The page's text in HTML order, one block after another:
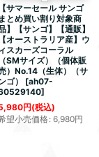
【サマーセール サンゴ
まとめ買い割り対象商
】【サンゴ】【通販】
【オーストラリア産】ウ
ィスカーズコーラル
（SMサイズ）（個体販
）No.14（生体）（サ
ゴ）
[ah07-
]
円(税込)
望小売価格: 6,980円